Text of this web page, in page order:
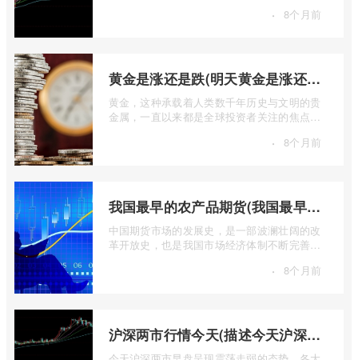
· 8个月前
黄金是涨还是跌(明天黄金是涨还是跌)
黄金，这种承载着人类数千年历史与文明的贵
金属，一直以来都是全球投资者关注的焦点。
· 8个月前
我国最早的农产品期货(我国最早的农产品期货交易合约的品种是)
中国期货市场的发展史，是一部波澜壮阔的改
革开放史，也是我国市场经济体制不断完善的
· 8个月前
沪深两市行情今天(描述今天沪深两市早盘交易情况)